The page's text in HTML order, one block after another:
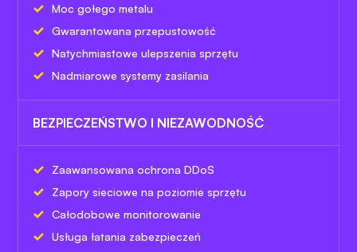
Moc gołego metalu
Gwarantowana przepustowość
Natychmiastowe ulepszenia sprzętu
Nadmiarowe systemy zasilania
BEZPIECZEŃSTWO I NIEZAWODNOŚĆ
Zaawansowana ochrona DDoS
Zapory sieciowe na poziomie sprzętu
Całodobowe monitorowanie
Usługa łatania zabezpieczeń